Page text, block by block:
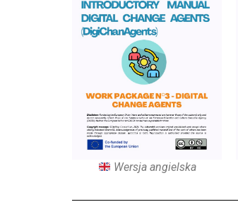
Wersja angielska